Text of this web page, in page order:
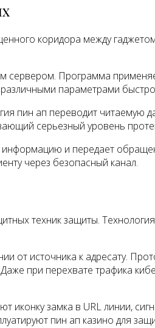
коридора между
сервером. Программа
параметрами
пин ап переводит
серьезный уровень
и передает
через безопасный канал.
техник защиты.
от источника к адресату.
при перехвате трафика
замка в URL линии,
пин ап казино для